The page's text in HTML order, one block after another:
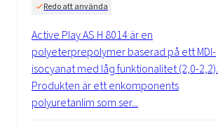
Redo att använda
Active Play AS H 8014 är en
polyeterprepolymer baserad på ett MDI-
isocyanat med låg funktionalitet (2,0-2,2).
Produkten är ett enkomponents
polyuretanlim som ser...